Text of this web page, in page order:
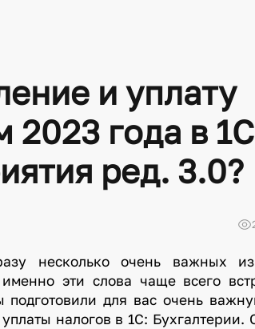
и уплату
2023 года в
ред. 3.0?
несколько очень важных
эти слова чаще всего
для вас очень
налогов в 1С: Бухгалтерии.